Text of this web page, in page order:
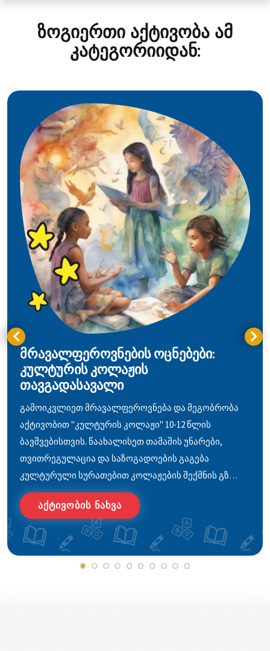
ზოგიერთი აქტივობა ამ
კატეგორიიდან:
მრავალფეროვნების ოცნებები:
კულტურის კოლაჟის
თავგადასავალი
გამოიკვლიეთ მრავალფეროვნება და მეგობრობა
აქტივობით "კულტურის კოლაჟი" 10-12 წლის
ბავშვებისთვის. წაახალისეთ თამაშის უნარები,
თვითრეგულაცია და საზოგადოების გაგება
კულტურული სურათებით კოლაჟების შექმნის გზ…
ᲐᲥᲢᲘᲕᲝᲑᲘᲡ ᲜᲐᲮᲕᲐ